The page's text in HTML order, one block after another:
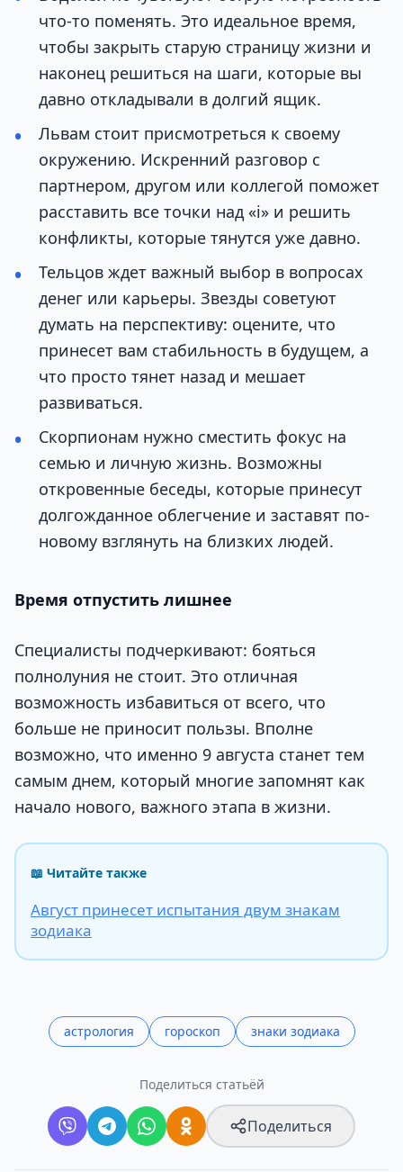
что-то поменять. Это идеальное время,
чтобы закрыть старую страницу жизни и
наконец решиться на шаги, которые вы
давно откладывали в долгий ящик.
Львам стоит присмотреться к своему
окружению. Искренний разговор с
партнером, другом или коллегой поможет
расставить все точки над «i» и решить
конфликты, которые тянутся уже давно.
Тельцов ждет важный выбор в вопросах
денег или карьеры. Звезды советуют
думать на перспективу: оцените, что
принесет вам стабильность в будущем, а
что просто тянет назад и мешает
развиваться.
Скорпионам нужно сместить фокус на
семью и личную жизнь. Возможны
откровенные беседы, которые принесут
долгожданное облегчение и заставят по-
новому взглянуть на близких людей.
Время отпустить лишнее
Специалисты подчеркивают: бояться
полнолуния не стоит. Это отличная
возможность избавиться от всего, что
больше не приносит пользы. Вполне
возможно, что именно 9 августа станет тем
самым днем, который многие запомнят как
начало нового, важного этапа в жизни.
📖 Читайте также
Август принесет испытания двум знакам
зодиака
астрология гороскоп знаки зодиака
Поделиться статьёй
Поделиться